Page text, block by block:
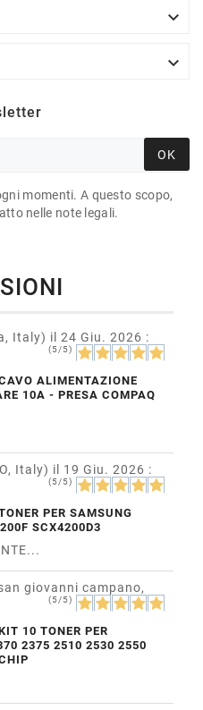


OK
momenti. A questo scopo,
nelle note legali.
Italy) il 24 Giu. 2026 :
(5/5)
ALIMENTAZIONE
10A - PRESA COMPAQ
Italy) il 19 Giu. 2026 :
(5/5)
PER SAMSUNG
SCX4200D3
giovanni campano,
(5/5)
10 TONER PER
2375 2510 2530 2550